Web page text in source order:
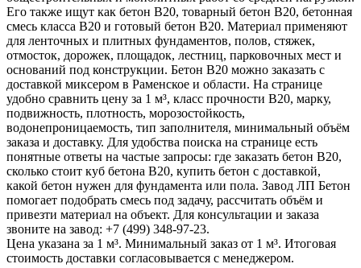
Его также ищут как бетон В20, товарный бетон B20, бетонная
смесь класса B20 и готовый бетон B20. Материал применяют
для ленточных и плитных фундаментов, полов, стяжек,
отмосток, дорожек, площадок, лестниц, парковочных мест и
оснований под конструкции. Бетон B20 можно заказать с
доставкой миксером в Раменское и области. На странице
удобно сравнить цену за 1 м³, класс прочности B20, марку,
подвижность, плотность, морозостойкость,
водонепроницаемость, тип заполнителя, минимальный объём
заказа и доставку. Для удобства поиска на странице есть
понятные ответы на частые запросы: где заказать бетон B20,
сколько стоит куб бетона В20, купить бетон с доставкой,
какой бетон нужен для фундамента или пола. Завод ЛП Бетон
помогает подобрать смесь под задачу, рассчитать объём и
привезти материал на объект. Для консультации и заказа
звоните на завод: +7 (499) 348-97-23.
Цена указана за 1 м³. Минимальный заказ от 1 м³. Итоговая
стоимость доставки согласовывается с менеджером.